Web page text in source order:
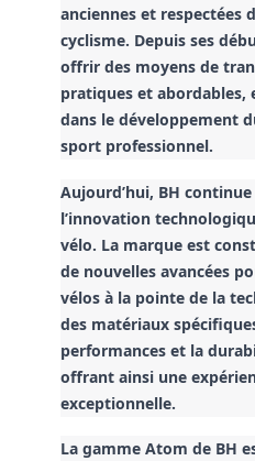
anciennes et respectées
cyclisme. Depuis ses
offrir des moyens de
pratiques et abordables,
dans le développement
sport professionnel.
Aujourd’hui, BH
l’innovation
vélo. La marque est
de nouvelles avancées
vélos à la pointe de la
des matériaux
performances et la
offrant ainsi une
exceptionnelle.
La gamme Atom de BH